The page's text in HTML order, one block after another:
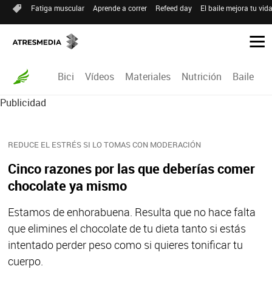
Fatiga muscular Aprende a correr Refeed day El baile mejora tu
Bici Vídeos Materiales Nutrición Baile
Publicidad
REDUCE EL ESTRÉS SI LO TOMAS CON MODERACIÓN
Cinco razones por las que deberías comer
chocolate ya mismo
Estamos de enhorabuena. Resulta que no hace falta
que elimines el chocolate de tu dieta tanto si estás
intentado perder peso como si quieres tonificar tu
cuerpo.